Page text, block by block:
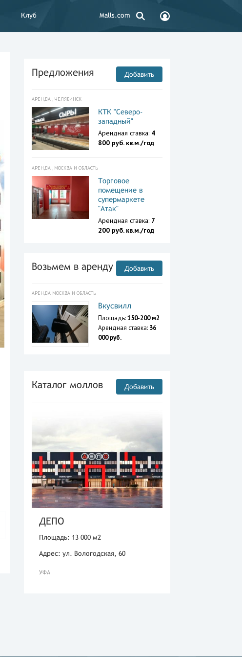
Клуб Malls.com
Предложения Добавить
АРЕНДА , ЧЕЛЯБИНСК
КТК "Северо-
западный"
Арендная ставка: 4
800 руб. кв.м./год
АРЕНДА , МОСКВА И ОБЛАСТЬ
Торговое
помещение в
супермаркете
"Атак"
Арендная ставка: 7
200 руб. кв.м./год
Возьмем в аренду Добавить
АРЕНДА МОСКВА И ОБЛАСТЬ
Вкусвилл
Площадь:150-200 м2
Арендная ставка: 36
000 руб.
Каталог моллов Добавить
ДЕПО
Площадь: 13 000 м2
Адрес: ул. Вологодская, 60
УФА